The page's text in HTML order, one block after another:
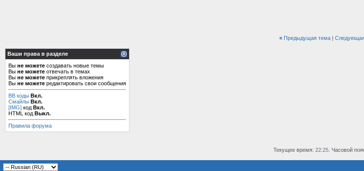
« Предыдущая тема|
Ваши права в разделе
Вы не можете создавать новые темы
Вы не можете отвечать в темах
Вы не можете прикреплять вложения
Вы не можете редактировать свои сообщения
BB коды Вкл.
Смайлы Вкл.
[IMG] код Вкл.
HTML код Выкл.
Правила форума
Текущее время: 22:25 . Часовой